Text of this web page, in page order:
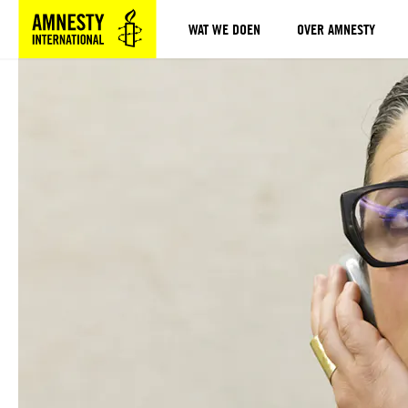
Sla navigatie over
WAT WE DOEN OVER AMNESTY